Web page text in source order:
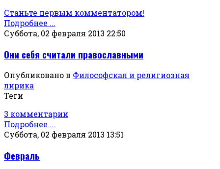
Станьте первым комментатором!
Подробнее ...
Суббота, 02 февраля 2013 22:50
Они себя считали православными
Опубликовано в Философская и религиозная
лирика
Теги
3 комментарии
Подробнее ...
Суббота, 02 февраля 2013 13:51
Февраль